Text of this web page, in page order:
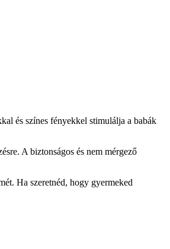
és színes fényekkel stimulálja a babák
A biztonságos és nem mérgező
Ha szeretnéd, hogy gyermeked